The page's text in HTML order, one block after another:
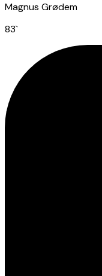
Magnus Grødem
83`